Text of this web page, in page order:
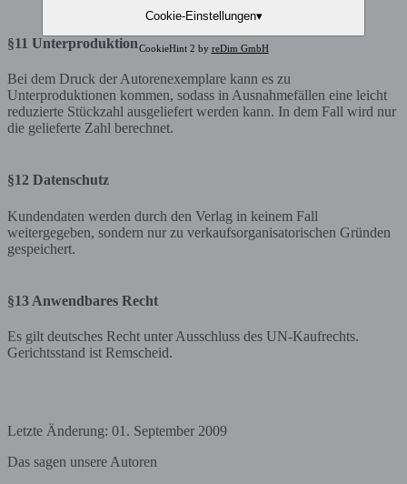
§11 Unterproduktion
Bei dem Druck der Autorenexemplare kann es zu
Unterproduktionen kommen, sodass in Ausnahmefällen eine leicht
reduzierte Stückzahl ausgeliefert werden kann. In dem Fall wird nur
die gelieferte Zahl berechnet.
§12 Datenschutz
Kundendaten werden durch den Verlag in keinem Fall
weitergegeben, sondern nur zu verkaufsorganisatorischen Gründen
gespeichert.
§13 Anwendbares Recht
Es gilt deutsches Recht unter Ausschluss des UN-Kaufrechts.
Gerichtsstand ist Remscheid.
Letzte Änderung: 01. September 2009
Das sagen unsere Autoren
Cookie-Einstellungen▾
CookieHint 2 by reDim GmbH